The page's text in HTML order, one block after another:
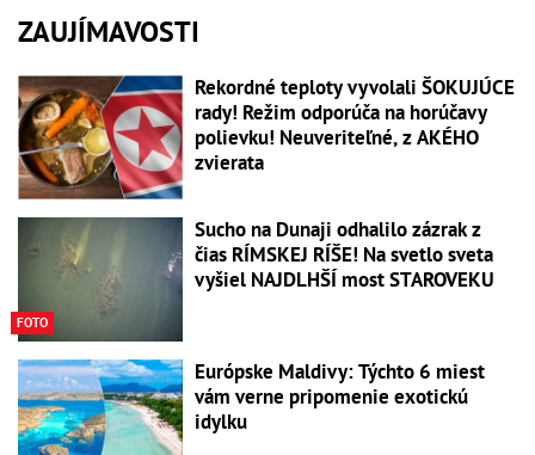
ZAUJÍMAVOSTI
Rekordné teploty vyvolali ŠOKUJÚCE
rady! Režim odporúča na horúčavy
polievku! Neuveriteľné, z AKÉHO
zvierata
FOTO
Sucho na Dunaji odhalilo zázrak z
čias RÍMSKEJ RÍŠE! Na svetlo sveta
vyšiel NAJDLHŠÍ most STAROVEKU
Európske Maldivy: Týchto 6 miest
vám verne pripomenie exotickú
idylku